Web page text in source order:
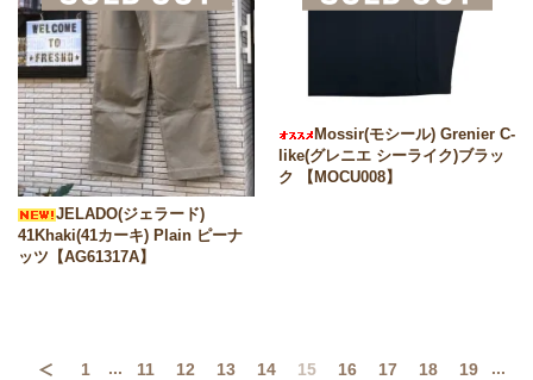
JELADO(ジェラード)
41Khaki(41カーキ) Plain ピーナ
ッツ【AG61317A】
Mossir(モシール) Grenier C-
like(グレニエ シーライク)ブラッ
ク 【MOCU008】
1 ... 11 12 13 14 15 16 17 18 19
...